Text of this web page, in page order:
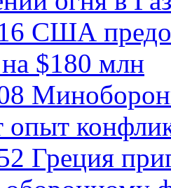
США
$180 млн
опыт
Греция